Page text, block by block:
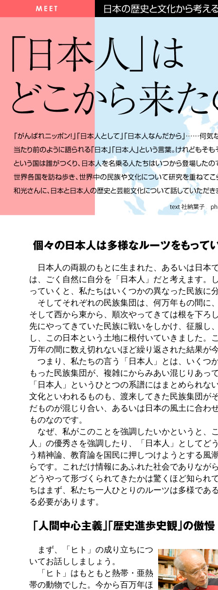
日本人の両親のもとに生まれた、あるいは日本
は、ごく自然に自分を「日本人」だと考えます。
っていくと、私たちはいくつかの異なった民族に
そしてそれぞれの民族集団は、何万年もの間に
そして西から東から、順次やってきては根を下ろ
先にやってきていた民族に戦いをしかけ、征服し
し、この日本という土地に根付いていきました。
万年の間に数え切れないほど繰り返された結果が
つまり、私たちの言う「日本人」とは、いくつ
もった民族集団が、複雑にからみあい混じりあっ
「日本人」というひとつの系譜にはまとめられな
文化といわれるものも、渡来してきた民族集団が
だものが混じり合い、あるいは日本の風土に合わ
ものなのです。
なぜ、私がこのことを強調したいかというと、
人」の優秀さを強調したり、「日本人」としてど
う精神論、教育論を国民に押しつけようとする風
らです。これだけ情報にあふれた社会でありなが
どうやって形づくられてきたかは驚くほど知られ
ちはまず、私たち一人ひとりのルーツは多様であ
る必要があります。
まず、「ヒト」の成り立ちにつ
いてお話ししましょう。
「ヒト」はもともと熱帯・亜熱
帯の動物でした。今から百万年ほ